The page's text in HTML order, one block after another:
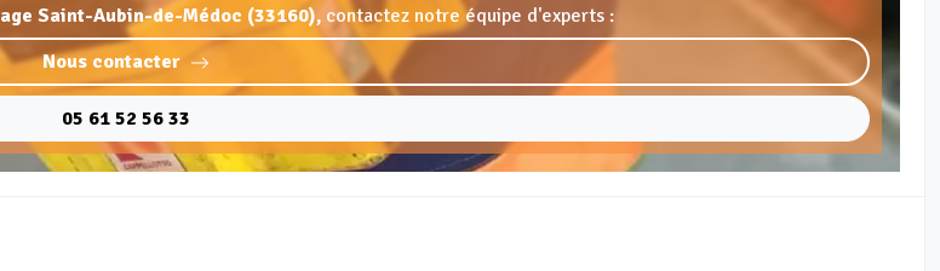
Saint-Aubin-de-Médoc (33160), contactez notre équipe d'experts :
Nous contacter
05 61 52 56 33